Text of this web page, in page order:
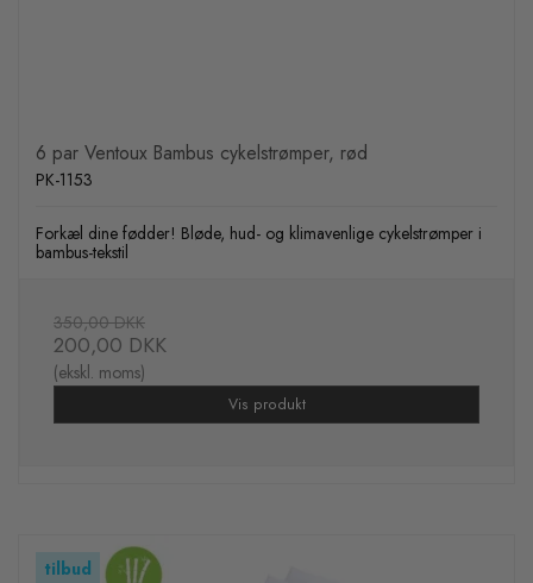
6 par Ventoux Bambus cykelstrømper, rød
PK-1153
Forkæl dine fødder! Bløde, hud- og klimavenlige cykelstrømper i
bambus-tekstil
350,00 DKK
200,00 DKK
(ekskl. moms)
Vis produkt
tilbud